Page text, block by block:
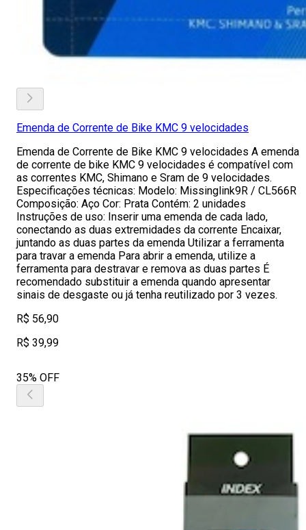
Emenda de Corrente de Bike KMC 9 velocidades
Emenda de Corrente de Bike KMC 9 velocidades A emenda
de corrente de bike KMC 9 velocidades é compatível com
as correntes KMC, Shimano e Sram de 9 velocidades.
Especificações técnicas: Modelo: Missinglink9R / CL566R
Composição: Aço Cor: Prata Contém: 2 unidades
Instruções de uso: Inserir uma emenda de cada lado,
conectando as duas extremidades da corrente Encaixar,
juntando as duas partes da emenda Utilizar a ferramenta
para travar a emenda Para abrir a emenda, utilize a
ferramenta para destravar e remova as duas partes É
recomendado substituir a emenda quando apresentar
sinais de desgaste ou já tenha reutilizado por 3 vezes.
R$ 56,90
R$ 39,99
35% OFF